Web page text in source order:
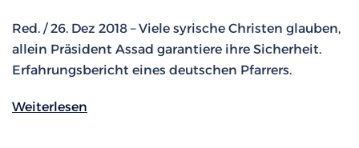
Red. / 26. Dez 2018 – Viele syrische Christen glauben,
allein Präsident Assad garantiere ihre Sicherheit.
Erfahrungsbericht eines deutschen Pfarrers.
Weiterlesen